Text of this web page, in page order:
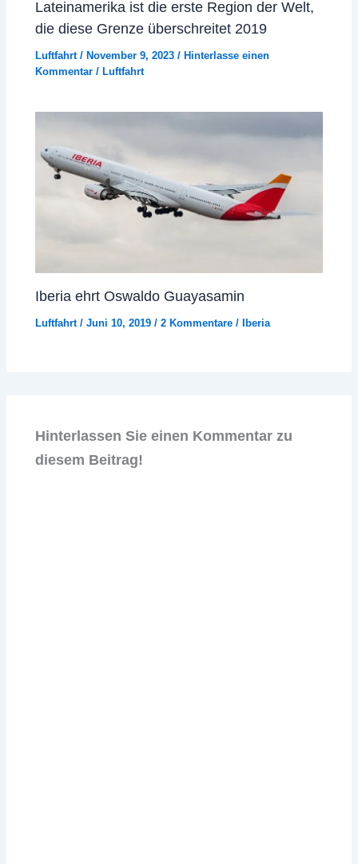
Lateinamerika ist die erste Region der Welt,
die diese Grenze überschreitet 2019
Luftfahrt/ November 9, 2023/ Hinterlasse einen
Kommentar / Luftfahrt
Iberia ehrt Oswaldo Guayasamin
Luftfahrt/Juni 10, 2019/2 Kommentare /Iberia
Hinterlassen Sie einen Kommentar zu
diesem Beitrag!